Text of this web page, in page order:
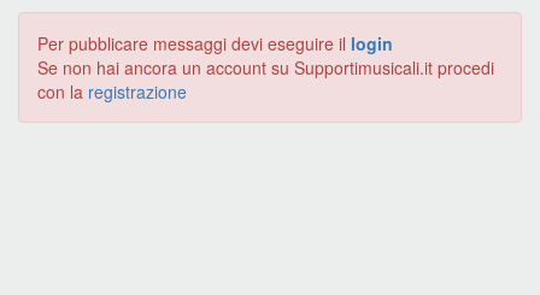
Per pubblicare messaggi devi eseguire il login
Se non hai ancora un account su Supportimusicali.it procedi
con la registrazione